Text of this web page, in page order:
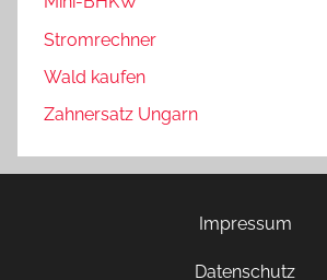
Stromrechner
Wald kaufen
Zahnersatz Ungarn
Impressum
Datenschutz